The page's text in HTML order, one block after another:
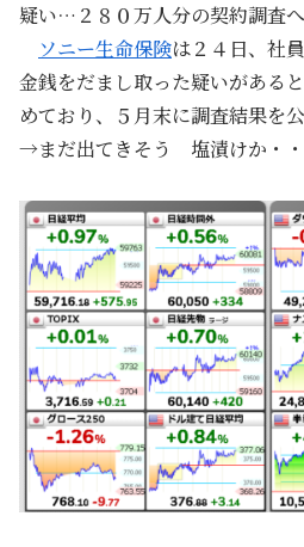
疑い…２８０万人分の契約調査へ
ソニー生命保険は２４日、社
金銭をだまし取った疑いがある
めており、５月末に調査結果を
→まだ出てきそう 塩漬けか・・